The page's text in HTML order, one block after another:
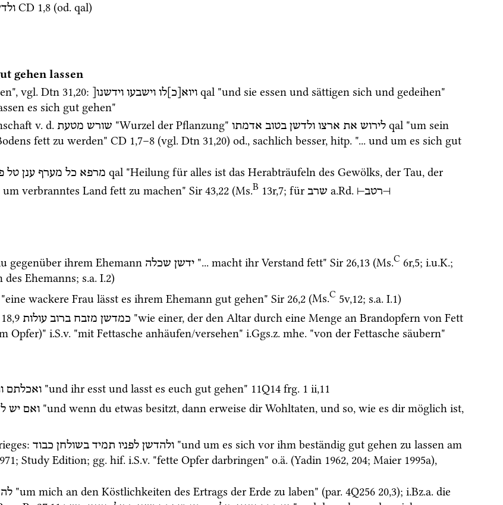
CD 1,8 (od. qal)
gehen lassen
vgl. Dtn 31,20: ויוא[כ]לו וישבעו וידשנו[ qal
es sich gut gehen"
v. d. שורש מטעת "Wurzel der Pflanzung" לירוש את ארצו ולדשן בטוב אדמתו qal "um sein
fett zu werden" CD 1,7–8 (vgl. Dtn 31,20) od., sachlich besser, hitp. "... und um es sich gut
מרפא כל מערף ענן טל qal "Heilung für alles ist das Herabträufeln des Gewölks, der Tau, der
um verbranntes Land fett zu machen" Sir 43,22 (Ms.B 13r,7; für שרב a.Rd. ⊢רטב⊣
gegenüber ihrem Ehemann ידשן שכלה "... macht ihr Verstand fett" Sir 26,13 (Ms.C 6r,5; i.u.K.
des Ehemanns; s.a. I.2)
"eine wackere Frau lässt es ihrem Ehemann gut gehen" Sir 26,2 (Ms.C 5v,12; s.a. I.1)
18,9 כמדשן מזבח ברוב עולות
"wie einer, der den Altar durch eine Menge an Brandopfern von Fett
Opfer)" i.S.v. "mit Fettasche anhäufen/versehen" i.Ggs.z. mhe. "von der Fettasche säubern"
ואכלתם "und ihr esst und lasst es euch gut gehen" 11Q14 frg. 1 ii,11
ואם יש
"und wenn du etwas besitzt, dann erweise dir Wohltaten, und so, wie es dir möglich ist,
: ולהדשן לפניו תמיד בשולחן כבוד
"und um es sich vor ihm beständig gut gehen zu lassen am
; Study Edition; gg. hif. i.S.v. "fette Opfer darbringen" o.ä. (Yadin 1962, 204; Maier 1995a),
"um mich an den Köstlichkeiten des Ertrags der Erde zu laben" (par. 4Q256 20,3); i.Bz.a. die